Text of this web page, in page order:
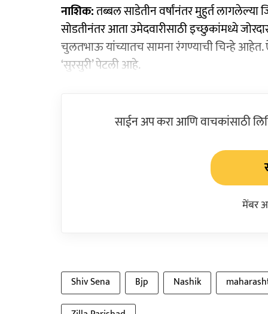
नाशिक:तब्बल साडेतीन वर्षांनंतर मुहुर्त
सोडतीनंतर आता उमेदवारीसाठी इच्छुकांमध्ये
चुलतभाऊ यांच्यातच सामना रंगण्याची चिन्हे
‘सुरसुरी’ पेटली आहे.
साईन अप करा आणि वाचकांसाठी
मेंबर
Shiv Sena Bjp Nashik